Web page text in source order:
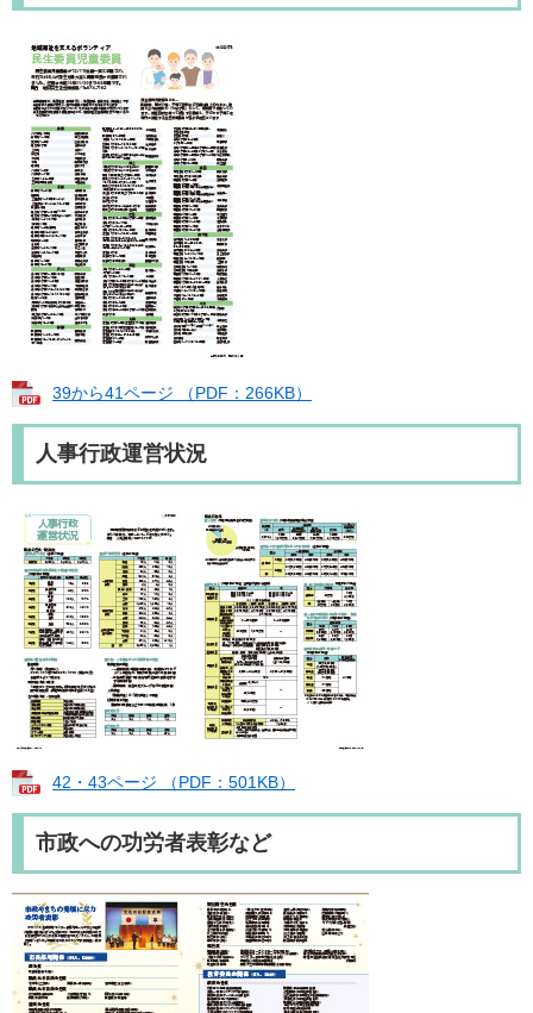
39から41ページ （PDF：266KB）
人事行政運営状況
42・43ページ （PDF：501KB）
市政への功労者表彰など